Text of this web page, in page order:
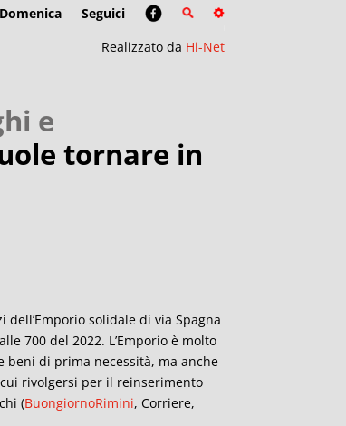
Seguici
Realizzato da Hi-Net
e
tornare in
solidale di via Spagna
700 del 2022. L’Emporio è molto
beni di prima necessità, ma anche
rivolgersi per il reinserimento
(BuongiornoRimini, Corriere,